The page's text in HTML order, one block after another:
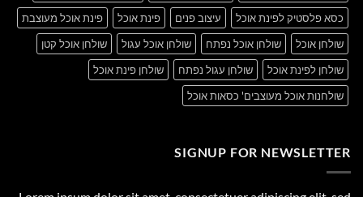
כסא פלסטיק לפינת אוכל
עיצוב פנים פינת אוכל
פינת אוכל מעוצבת
שולחן אוכל
שולחן אוכל נפתח שולחן אוכל עגול
שולחן אוכל קטן
שולחן לפינת אוכל
שולחן עגול נפתח
שולחן פינת אוכל
שולחנות אוכל מעוצבים' כסאות אוכל
SIGNUP FOR NEWSLETTER